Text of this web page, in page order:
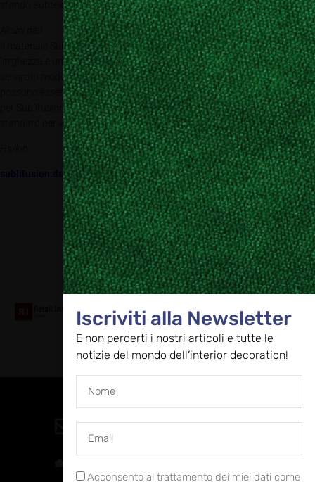
sfondo Subtex», spiega Rees.
Il materiale Subtex CP 110 è disponibile in bobine da 1500mm di
larghezza e una lunghezza di 100 metri. Questa misura permette di
servire in modo ottimale lo standard dell’industria tessile. Altre misure
possono essere fornite su richiesta. Ma Rees è convinto che la richiesta
per Sublifusion sarà tale da giustificare l’introduzione di altri formati
standard per venire incontro alle più svariate esigenze.
sublifusion.de–multiplot.de
Collaboriamo con
Contatti
direzione@allestire.online
0471 366087
Iscriviti alla Newsletter
E non perderti i nostri articoli e tutte le
notizie del mondo dell’interior decoration!
Acconsento al trattamento dei miei dati come